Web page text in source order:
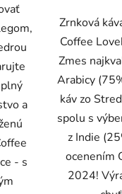
a
- s
Zrnková
Coffee
Zmes
Arabicy
káv zo
spolu s
z Indie
ocenením
2024!